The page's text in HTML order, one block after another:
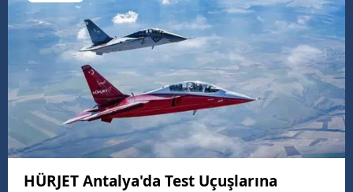
HÜRJET Antalya'da Test Uçuşlarına